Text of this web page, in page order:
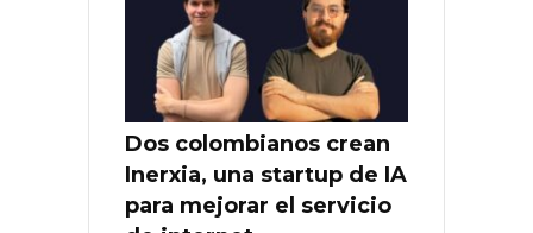
Dos colombianos crean
Inerxia, una startup de IA
para mejorar el servicio